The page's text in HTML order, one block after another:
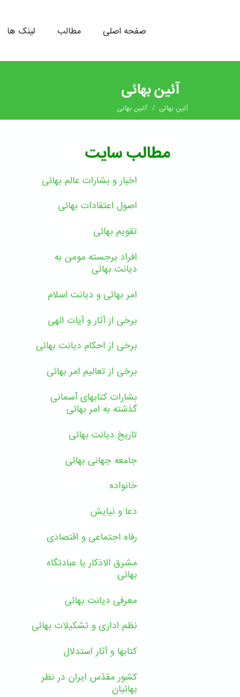
رفتن
لینک ها مطالب صفحه اصلی
آئین بهائی
آئین بهائی / آئین بهائی
مطالب سایت
اخبار و بشارات عالم بهائى
اصول اعتقادات بهائی
تقویم بهائی
افراد برجسته مومن به
دیانت بهائی
امر بهائی و دیانت اسلام
برخی از آثار و آیات الهی
برخی از احکام دیانت بهائی
برخی از تعالیم امر بهائی
بشارات کتابهای آسمانی
گذشته به امر بهائی
تاریخ دیانت بهائی
جامعه جهانی بهائی
خانواده
دعا و نیایش
رفاه اجتماعی و اقتصادی
مشرق الاذکار یا عبادتگاه
بهائی
معرفی دیانت بهائی
نظم اداری و تشکیلات بهائی
کتابها و آثار استدلال
کشور مقدّس ایران در نظر
بهائیان